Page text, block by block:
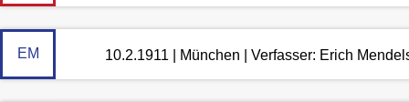
EM 10.2.1911 | München | Verfasser: Erich